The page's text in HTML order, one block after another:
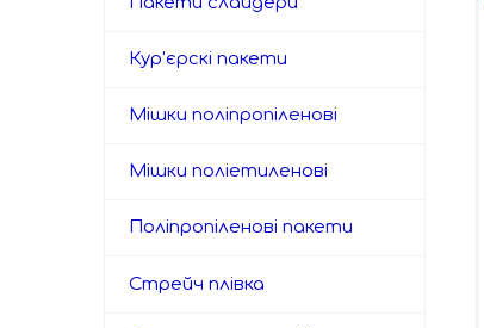
Кур'єрскі пакети
Мішки поліпропіленові
Мішки поліетиленові
Поліпропіленові пакети
Стрейч плівка